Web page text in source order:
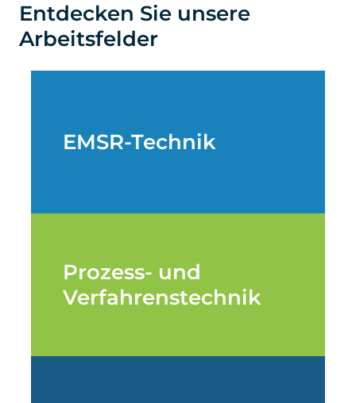
Entdecken Sie unsere
Arbeitsfelder
EMSR-Technik
Prozess- und
Verfahrenstechnik